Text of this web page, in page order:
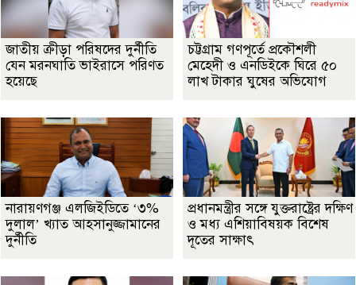
জাতীয় ক্রীড়া পরিষদের দুর্নীতি
যেন মরনঘাতি ভাইরাসে পরিণত
হয়েছে
চট্টগ্রাম গণপূর্তে প্রকৌশলী
মেহেদী ও এনডিইকে ঘিরে ৫০
লাখ টাকার ঘুষের অভিযোগ
নারায়ণগঞ্জ এলজিইডিতে ‘৩%
দুলাল’ খ্যাত আহসানুজ্জামানের
দুর্নীতি
প্রধানমন্ত্রীর সঙ্গে যুক্তরাষ্ট্রের দক্ষিণ
ও মধ্য এশিয়াবিষয়ক বিশেষ
দূতের সাক্ষাৎ